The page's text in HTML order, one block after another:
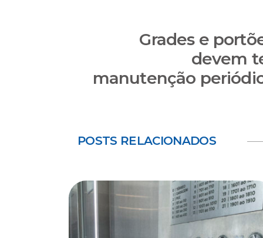
Grades e
devem
manutenção
POSTS RELACIONADOS